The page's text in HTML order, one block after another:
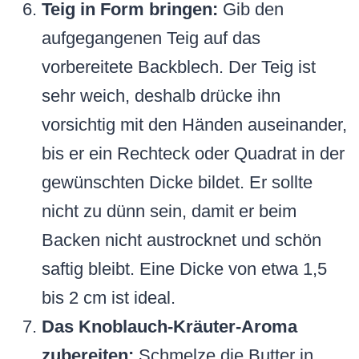
Teig in Form bringen: Gib den
aufgegangenen Teig auf das
vorbereitete Backblech. Der Teig ist
sehr weich, deshalb drücke ihn
vorsichtig mit den Händen auseinander,
bis er ein Rechteck oder Quadrat in der
gewünschten Dicke bildet. Er sollte
nicht zu dünn sein, damit er beim
Backen nicht austrocknet und schön
saftig bleibt. Eine Dicke von etwa 1,5
bis 2 cm ist ideal.
Das Knoblauch-Kräuter-Aroma